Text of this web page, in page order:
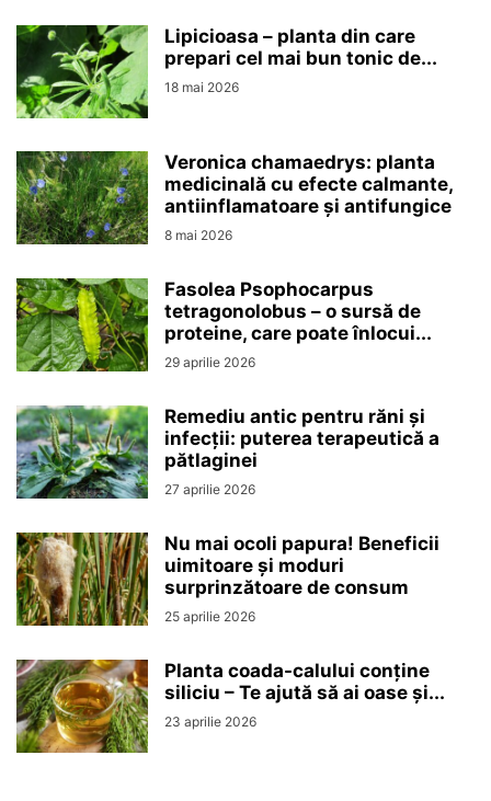
Lipicioasa – planta din care
prepari cel mai bun tonic de...
18 mai 2026
Veronica chamaedrys: planta
medicinală cu efecte calmante,
antiinflamatoare și antifungice
8 mai 2026
Fasolea Psophocarpus
tetragonolobus – o sursă de
proteine, care poate înlocui...
29 aprilie 2026
Remediu antic pentru răni și
infecții: puterea terapeutică a
pătlaginei
27 aprilie 2026
Nu mai ocoli papura! Beneficii
uimitoare și moduri
surprinzătoare de consum
25 aprilie 2026
Planta coada-calului conține
siliciu – Te ajută să ai oase și...
23 aprilie 2026